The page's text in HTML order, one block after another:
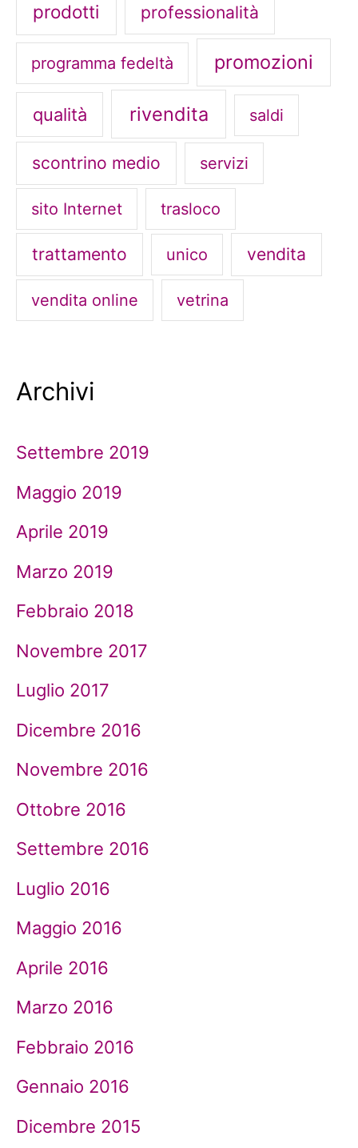
prodotti professionalità
programma fedeltà promozioni
qualità rivendita saldi
scontrino medio servizi
sito Internet trasloco
trattamento unico vendita
vendita online vetrina
Archivi
Settembre 2019
Maggio 2019
Aprile 2019
Marzo 2019
Febbraio 2018
Novembre 2017
Luglio 2017
Dicembre 2016
Novembre 2016
Ottobre 2016
Settembre 2016
Luglio 2016
Maggio 2016
Aprile 2016
Marzo 2016
Febbraio 2016
Gennaio 2016
Dicembre 2015